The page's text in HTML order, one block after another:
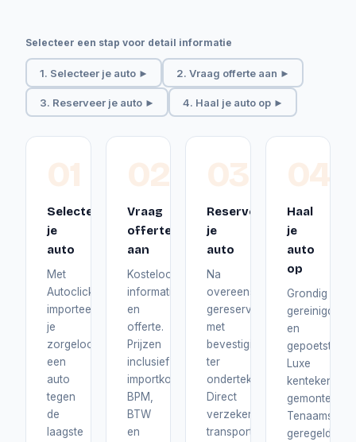
Selecteer een stap voor detail informatie
1. Selecteer je auto ► 2. Vraag offerte aan ►
3. Reserveer je auto ► 4. Haal je auto op ►
01
Selecteer
je
auto
Met
Autoclick
importeer
je
zorgeloos
een
auto
tegen
de
laagste
02
Vraag
offerte
aan
Kosteloos
informatie
en
offerte.
Prijzen
inclusief
importkosten,
BPM,
BTW
en
03
Reserveer
je
auto
Na
overeenstemming
gereserveerd
met
bevestiging
ter
ondertekening.
Direct
verzekerd
transport.
04
Haal
je
auto
op
Grondig
gereinigd
en
gepoetst.
Luxe
gemonteerd.
geregeld.